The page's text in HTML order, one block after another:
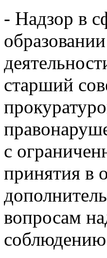
- Надзор в
старший
с
принятия в
вопросам
соблюдению